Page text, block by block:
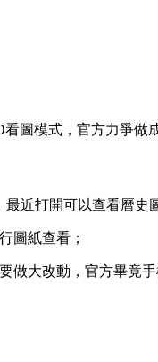
看圖模式，官方力爭做
近打開可以查看曆史
圖紙查看；
做大改動，官方畢竟手